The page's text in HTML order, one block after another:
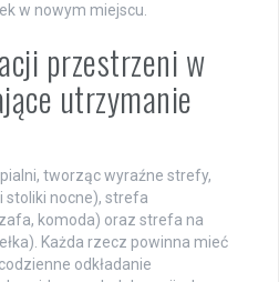
w nowym miejscu.
przestrzeni w
utrzymanie
tworząc wyraźne strefy,
stoliki nocne), strefa
komoda) oraz strefa na
Każda rzecz powinna mieć
odkładanie